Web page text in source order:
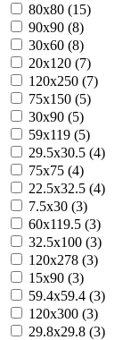
80x80 (15)
90x90 (8)
30x60 (8)
20x120 (7)
120x250 (7)
75x150 (5)
30x90 (5)
59x119 (5)
29.5x30.5 (4)
75x75 (4)
22.5x32.5 (4)
7.5x30 (3)
60x119.5 (3)
32.5x100 (3)
120x278 (3)
15x90 (3)
59.4x59.4 (3)
120x300 (3)
29.8x29.8 (3)